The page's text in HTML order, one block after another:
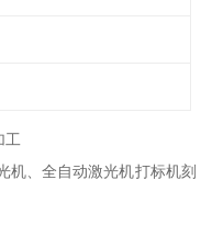
工
机、全自动激光机打标机刻